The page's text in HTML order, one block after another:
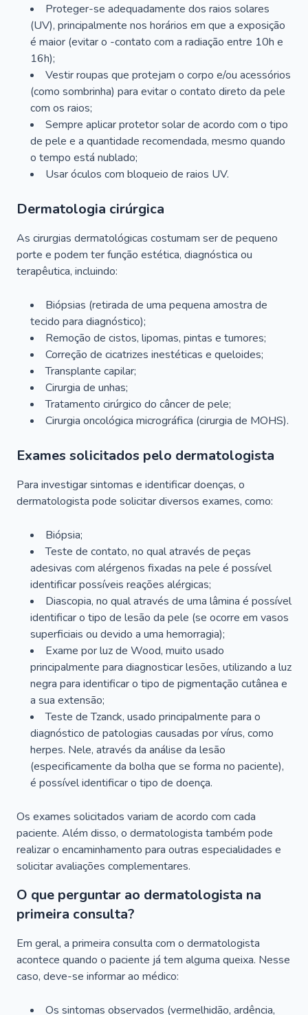
Proteger-se adequadamente dos raios solares
(UV), principalmente nos horários em que a exposição
é maior (evitar o -contato com a radiação entre 10h e
16h);
Vestir roupas que protejam o corpo e/ou acessórios
(como sombrinha) para evitar o contato direto da pele
com os raios;
Sempre aplicar protetor solar de acordo com o tipo
de pele e a quantidade recomendada, mesmo quando
o tempo está nublado;
Usar óculos com bloqueio de raios UV.
Dermatologia cirúrgica
As cirurgias dermatológicas costumam ser de pequeno
porte e podem ter função estética, diagnóstica ou
terapêutica, incluindo:
Biópsias (retirada de uma pequena amostra de
tecido para diagnóstico);
Remoção de cistos, lipomas, pintas e tumores;
Correção de cicatrizes inestéticas e queloides;
Transplante capilar;
Cirurgia de unhas;
Tratamento cirúrgico do câncer de pele;
Cirurgia oncológica micrográfica (cirurgia de MOHS).
Exames solicitados pelo dermatologista
Para investigar sintomas e identificar doenças, o
dermatologista pode solicitar diversos exames, como:
Biópsia;
Teste de contato, no qual através de peças
adesivas com alérgenos fixadas na pele é possível
identificar possíveis reações alérgicas;
Diascopia, no qual através de uma lâmina é possível
identificar o tipo de lesão da pele (se ocorre em vasos
superficiais ou devido a uma hemorragia);
Exame por luz de Wood, muito usado
principalmente para diagnosticar lesões, utilizando a luz
negra para identificar o tipo de pigmentação cutânea e
a sua extensão;
Teste de Tzanck, usado principalmente para o
diagnóstico de patologias causadas por vírus, como
herpes. Nele, através da análise da lesão
(especificamente da bolha que se forma no paciente),
é possível identificar o tipo de doença.
Os exames solicitados variam de acordo com cada
paciente. Além disso, o dermatologista também pode
realizar o encaminhamento para outras especialidades e
solicitar avaliações complementares.
O que perguntar ao dermatologista na
primeira consulta?
Em geral, a primeira consulta com o dermatologista
acontece quando o paciente já tem alguma queixa. Nesse
caso, deve-se informar ao médico:
Os sintomas observados (vermelhidão, ardência,